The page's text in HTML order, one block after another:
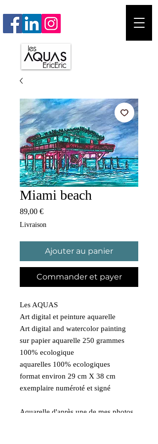
Miami beach
89,00 €Prix
Livraison
Ajouter au panier
Commander et payer
Les AQUAS
Art digital et peinture aquarelle
Art digital and watercolor painting
sur papier aquarelle 250 grammes
100% ecologique
aquarelles 100% ecologiques
format environ 29 cm X 38 cm
exemplaire numéroté et signé
Aquarelle d'après une de mes photos